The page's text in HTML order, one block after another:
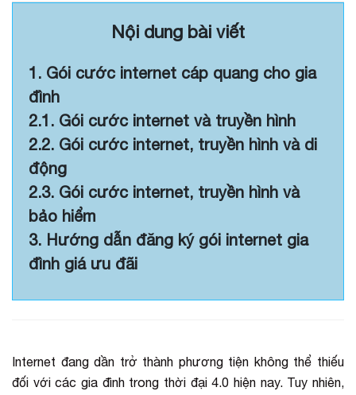
Nội dung bài viết
1. Gói cước internet cáp quang cho gia
đình
2.1. Gói cước internet và truyền hình
2.2. Gói cước internet, truyền hình và di
động
2.3. Gói cước internet, truyền hình và
bảo hiểm
3. Hướng dẫn đăng ký gói internet gia
đình giá ưu đãi
Internet đang dần trở thành phương tiện không thể thiếu
đối với các gia đình trong thời đại 4.0 hiện nay. Tuy nhiên,